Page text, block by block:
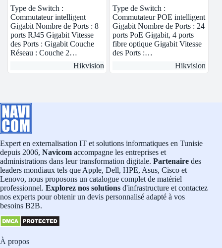
Type de Switch :
Commutateur intelligent
Gigabit Nombre de Ports : 8
ports RJ45 Gigabit Vitesse
des Ports : Gigabit Couche
Réseau : Couche 2…
Hikvision
Type de Switch :
Commutateur POE intelligent
Gigabit Nombre de Ports : 24
ports PoE Gigabit, 4 ports
fibre optique Gigabit Vitesse
des Ports :…
Hikvision
Expert en externalisation IT et solutions informatiques en Tunisie
depuis 2006, Navicom accompagne les entreprises et
administrations dans leur transformation digitale. Partenaire des
leaders mondiaux tels que Apple, Dell, HPE, Asus, Cisco et
Lenovo, nous proposons un catalogue complet de matériel
professionnel. Explorez nos solutions d'infrastructure et contactez
nos experts pour obtenir un devis personnalisé adapté à vos
besoins B2B.
À propos